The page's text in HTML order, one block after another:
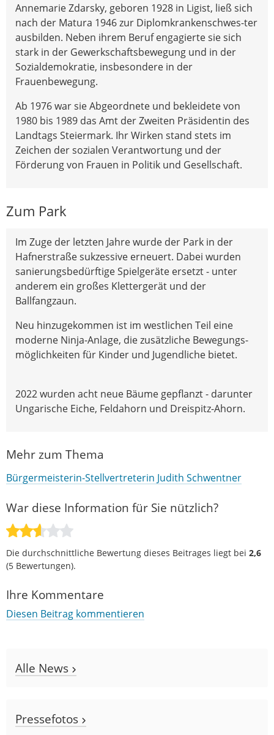
Annemarie Zdarsky, geboren 1928 in Ligist, ließ sich
nach der Matura 1946 zur Diplomkrankenschwes-ter
ausbilden. Neben ihrem Beruf engagierte sie sich
stark in der Gewerkschaftsbewegung und in der
Sozialdemokratie, insbesondere in der
Frauenbewegung.
Ab 1976 war sie Abgeordnete und bekleidete von
1980 bis 1989 das Amt der Zweiten Präsidentin des
Landtags Steiermark. Ihr Wirken stand stets im
Zeichen der sozialen Verantwortung und der
Förderung von Frauen in Politik und Gesellschaft.
Zum Park
Im Zuge der letzten Jahre wurde der Park in der
Hafnerstraße sukzessive erneuert. Dabei wurden
sanierungsbedürftige Spielgeräte ersetzt - unter
anderem ein großes Klettergerät und der
Ballfangzaun.
Neu hinzugekommen ist im westlichen Teil eine
moderne Ninja-Anlage, die zusätzliche Bewegungs-
möglichkeiten für Kinder und Jugendliche bietet.
2022 wurden acht neue Bäume gepflanzt - darunter
Ungarische Eiche, Feldahorn und Dreispitz-Ahorn.
Mehr zum Thema
Bürgermeisterin-Stellvertreterin Judith Schwentner
War diese Information für Sie nützlich?
Die durchschnittliche Bewertung dieses Beitrages liegt bei 2,6
(5 Bewertungen).
Ihre Kommentare
Diesen Beitrag kommentieren
Alle News
Pressefotos